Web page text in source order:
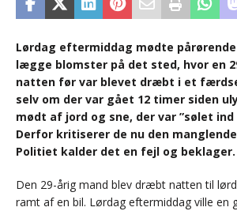
Lørdag eftermiddag mødte
lægge blomster på det sted, hvor en
natten før var blevet dræbt i et
selv om der var gået 12 timer siden
mødt af jord og sne, der var ”sølet ind
Derfor kritiserer de nu den
Politiet kalder det en fejl og beklager.
Den 29-årig mand blev dræbt natten til
ramt af en bil. Lørdag eftermiddag ville en